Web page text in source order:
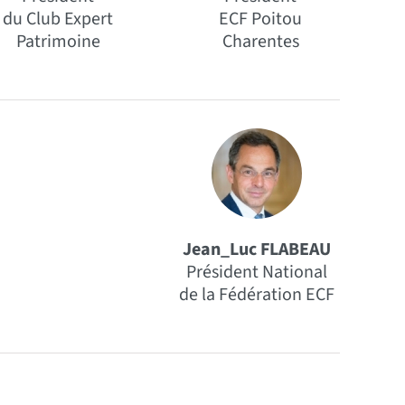
du Club Expert
Patrimoine
ECF Poitou
Charentes
Jean_Luc FLABEAU
Président National
de la Fédération ECF